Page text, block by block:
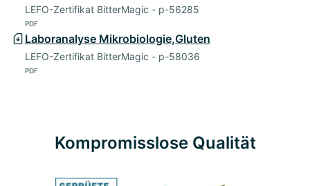
LEFO-Zertifikat BitterMagic - p-56285
PDF
Laboranalyse Mikrobiologie,Gluten
LEFO-Zertifikat BitterMagic - p-58036
PDF
Kompromisslose Qualität